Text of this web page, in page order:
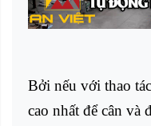
Bởi nếu với thao
cao nhất để cân và